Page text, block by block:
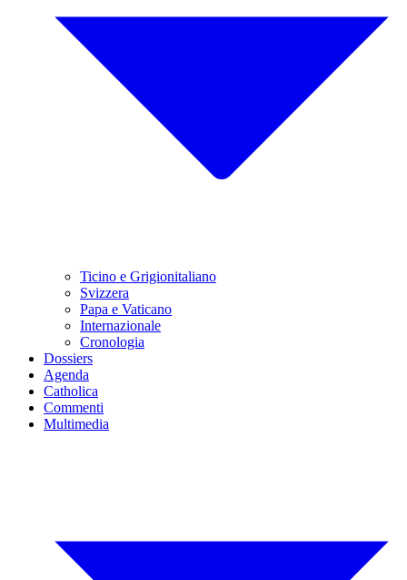
Ticino e Grigionitaliano
Svizzera
Papa e Vaticano
Internazionale
Cronologia
Dossiers
Agenda
Catholica
Commenti
Multimedia